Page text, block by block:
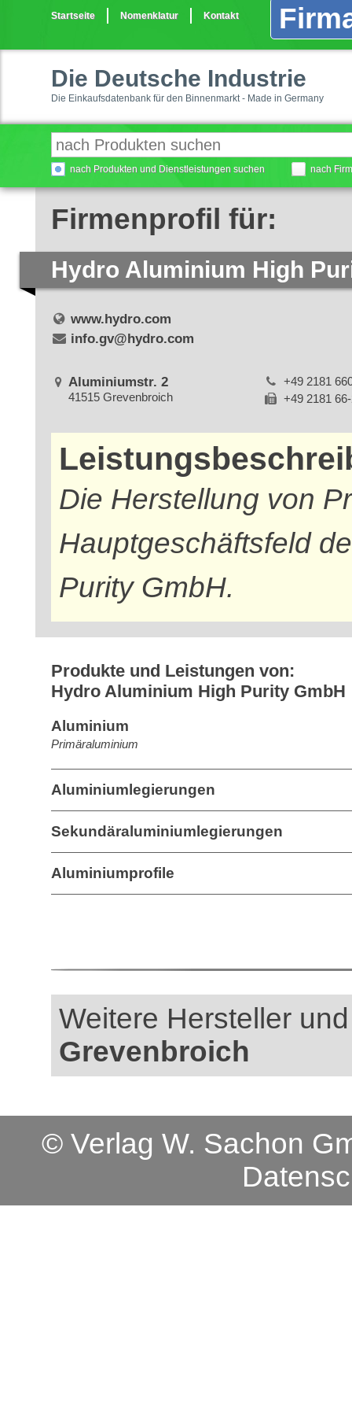
Startseite Nomenklatur Kontakt
Die Deutsche Industrie
Die Einkaufsdatenbank für den Binnenmarkt - Made in Germany
nach Produkten und Dienstleistungen suchen nach
Firmenprofil für:
Hydro Aluminium High
www.hydro.com
info.gv@hydro.com
Aluminiumstr. 2
41515 Grevenbroich
+49 2181
+49 2181
Die Herstellung von
Hauptgeschäftsfeld
Purity GmbH.
Produkte und Leistungen von:
Hydro Aluminium High Purity GmbH
Aluminium
Primäraluminium
Aluminiumlegierungen
Sekundäraluminiumlegierungen
Aluminiumprofile
Weitere Hersteller
Grevenbroich
© Verlag W. Sachon